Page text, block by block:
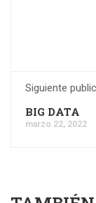
Siguiente
BIG DATA
marzo 22, 2022